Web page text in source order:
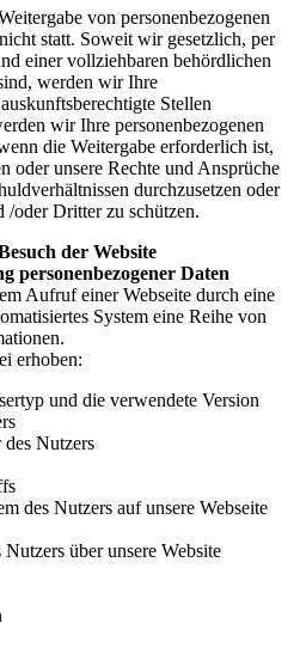
von personenbezogenen
statt. Soweit wir gesetzlich, per
einer vollziehbaren behördlichen
werden wir Ihre
Stellen
wir Ihre personenbezogenen
die Weitergabe erforderlich ist,
oder unsere Rechte und Ansprüche
durchzusetzen oder
/oder Dritter zu schützen.
der Website
personenbezogener Daten
Aufruf einer Webseite durch eine
System eine Reihe von
erhoben:
und die verwendete Version
Nutzers
des Nutzers auf unsere Webseite
über unsere Website